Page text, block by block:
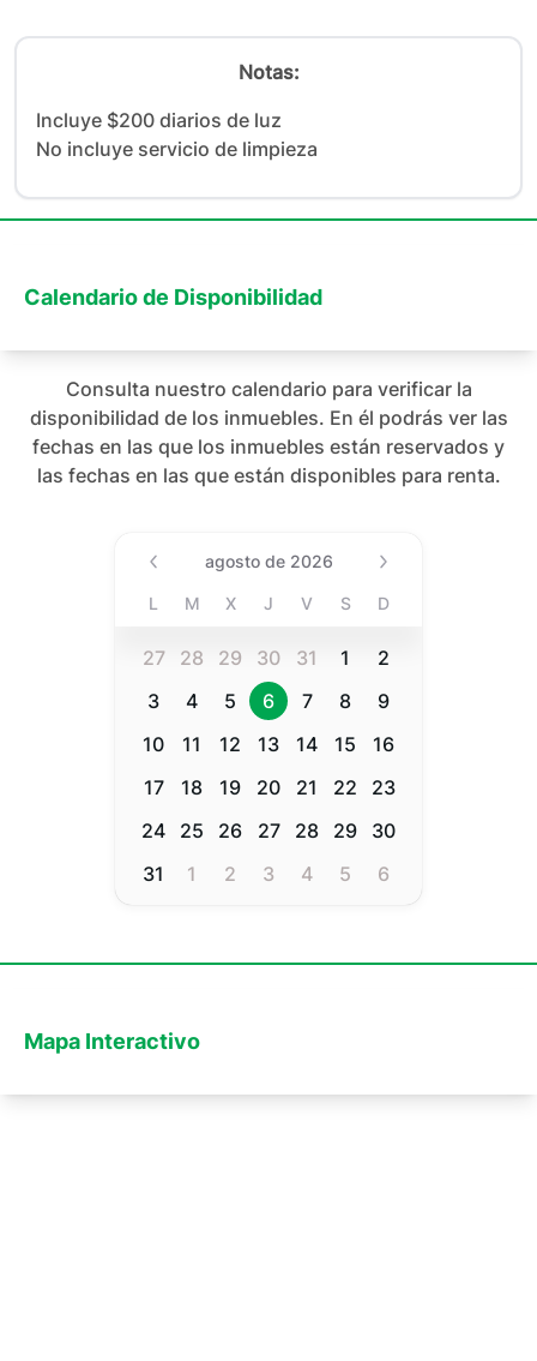
Notas:
Incluye $200 diarios de luz
No incluye servicio de limpieza
Calendario de Disponibilidad
Consulta nuestro calendario para verificar la
disponibilidad de los inmuebles. En él podrás ver las
fechas en las que los inmuebles están reservados y
las fechas en las que están disponibles para renta.
Date (Min Date Value),
agosto de 2026
L M X J V S D
27 28 29 30 31 1
2
3
4 5 6 7 8
9
10
11 12 13 14 15
16
17
18 19 20 21 22
23
24
25 26 27 28 29
30
31
1 2 3 4 5 6
Mapa Interactivo